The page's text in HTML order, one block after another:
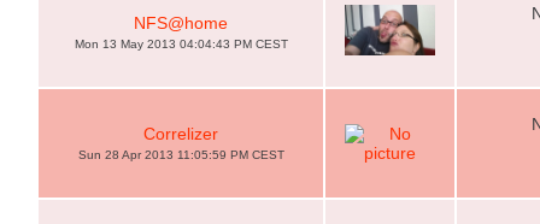
NFS@home
Mon 13 May 2013 04:04:43 PM CEST
Correlizer
Sun 28 Apr 2013 11:05:59 PM CEST